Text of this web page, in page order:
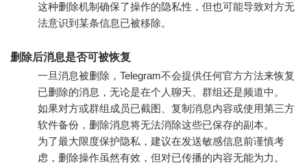
这种删除机制确保了操作的隐私性，但也可能导致对方无
法意识到某条信息已被移除。
删除后消息是否可被恢复
一旦消息被删除，Telegram不会提供任何官方方法来恢复
已删除的消息，无论是在个人聊天、群组还是频道中。
如果对方或群组成员已截图、复制消息内容或使用第三方
软件备份，删除消息将无法消除这些已保存的副本。
为了最大限度保护隐私，建议在发送敏感信息前谨慎考
虑，删除操作虽然有效，但对已传播的内容无能为力。